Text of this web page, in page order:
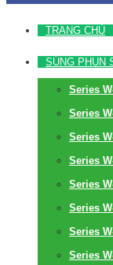
TRANG CHỦ
SÚNG PHUN
Series
Series
Series
Series
Series
Series
Series
Series